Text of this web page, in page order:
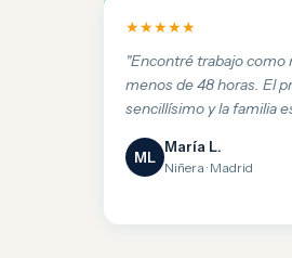
★★★★★
"Encontré trabajo como
menos de 48 horas. El
sencillísimo y la familia
ML
María L.
Niñera · Madrid